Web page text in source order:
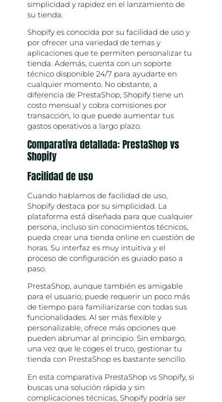
simplicidad y rapidez en el lanzamiento de
su tienda.
Shopify es conocida por su facilidad de uso y
por ofrecer una variedad de temas y
aplicaciones que te permiten personalizar tu
tienda. Además, cuenta con un soporte
técnico disponible 24/7 para ayudarte en
cualquier momento. No obstante, a
diferencia de PrestaShop, Shopify tiene un
costo mensual y cobra comisiones por
transacción, lo que puede aumentar tus
gastos operativos a largo plazo.
Comparativa detallada: PrestaShop vs
Shopify
Facilidad de uso
Cuando hablamos de facilidad de uso,
Shopify destaca por su simplicidad. La
plataforma está diseñada para que cualquier
persona, incluso sin conocimientos técnicos,
pueda crear una tienda online en cuestión de
horas. Su interfaz es muy intuitiva y el
proceso de configuración es guiado paso a
paso.
PrestaShop, aunque también es amigable
para el usuario, puede requerir un poco más
de tiempo para familiarizarse con todas sus
funcionalidades. Al ser más flexible y
personalizable, ofrece más opciones que
pueden abrumar al principio. Sin embargo,
una vez que le coges el truco, gestionar tu
tienda con PrestaShop es bastante sencillo.
En esta comparativa PrestaShop vs Shopify, si
buscas una solución rápida y sin
complicaciones técnicas, Shopify podría ser